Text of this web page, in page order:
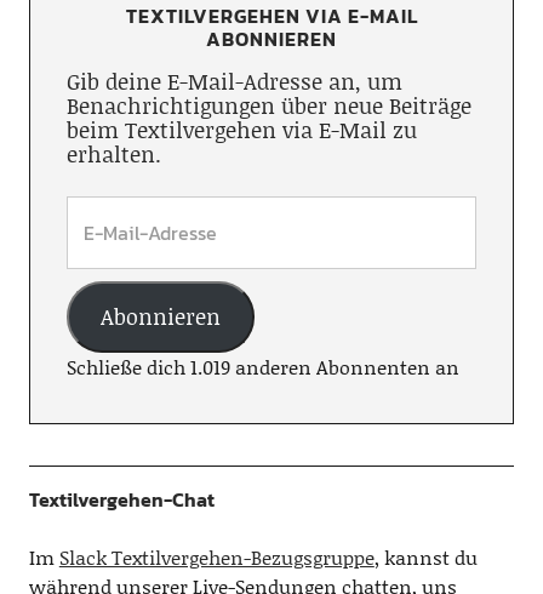
TEXTILVERGEHEN VIA E-MAIL
ABONNIEREN
Gib deine E-Mail-Adresse an, um
Benachrichtigungen über neue Beiträge
beim Textilvergehen via E-Mail zu
erhalten.
Abonnieren
Schließe dich 1.019 anderen Abonnenten an
Textilvergehen-Chat
Im Slack Textilvergehen-Bezugsgruppe, kannst du
während unserer Live-Sendungen chatten, uns